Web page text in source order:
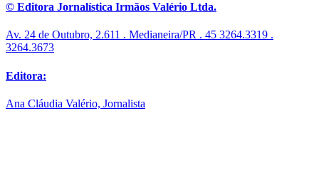
© Editora Jornalística Irmãos Valério Ltda.
Av. 24 de Outubro, 2.611 . Medianeira/PR . 45 3264.3319 .
3264.3673
Editora:
Ana Cláudia Valério, Jornalista